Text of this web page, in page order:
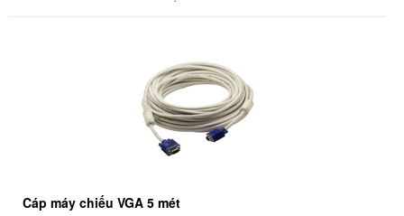
Cáp máy chiếu VGA 5 mét